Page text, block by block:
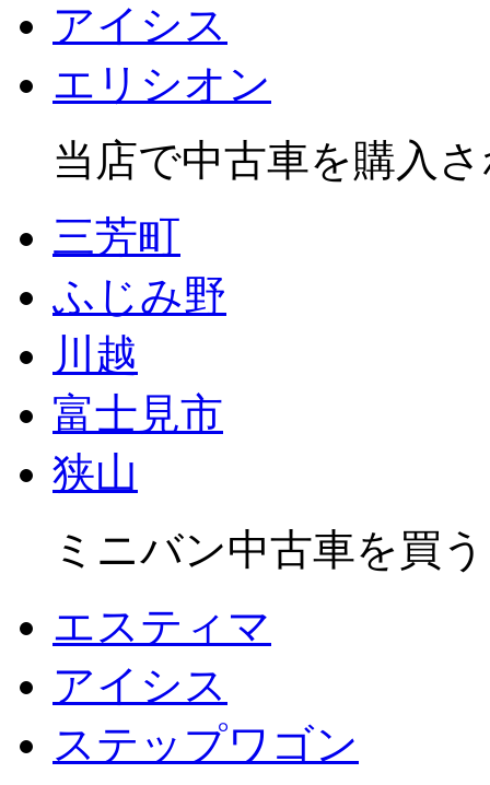
アイシス
エリシオン
当店で中古車を購入
三芳町
ふじみ野
川越
富士見市
狭山
ミニバン中古車を買
エスティマ
アイシス
ステップワゴン